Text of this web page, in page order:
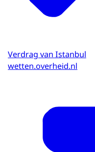
Verdrag van Istanbul
wetten.overheid.nl